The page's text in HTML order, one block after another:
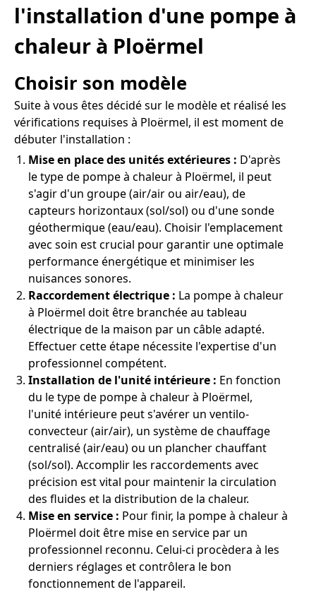
l'installation d'une pompe à
chaleur à Ploërmel
Choisir son modèle
Suite à vous êtes décidé sur le modèle et réalisé les
vérifications requises à Ploërmel, il est moment de
débuter l'installation :
Mise en place des unités extérieures : D'après
le type de pompe à chaleur à Ploërmel, il peut
s'agir d'un groupe (air/air ou air/eau), de
capteurs horizontaux (sol/sol) ou d'une sonde
géothermique (eau/eau). Choisir l'emplacement
avec soin est crucial pour garantir une optimale
performance énergétique et minimiser les
nuisances sonores.
Raccordement électrique : La pompe à chaleur
à Ploërmel doit être branchée au tableau
électrique de la maison par un câble adapté.
Effectuer cette étape nécessite l'expertise d'un
professionnel compétent.
Installation de l'unité intérieure : En fonction
du le type de pompe à chaleur à Ploërmel,
l'unité intérieure peut s'avérer un ventilo-
convecteur (air/air), un système de chauffage
centralisé (air/eau) ou un plancher chauffant
(sol/sol). Accomplir les raccordements avec
précision est vital pour maintenir la circulation
des fluides et la distribution de la chaleur.
Mise en service : Pour finir, la pompe à chaleur à
Ploërmel doit être mise en service par un
professionnel reconnu. Celui-ci procèdera à les
derniers réglages et contrôlera le bon
fonctionnement de l'appareil.